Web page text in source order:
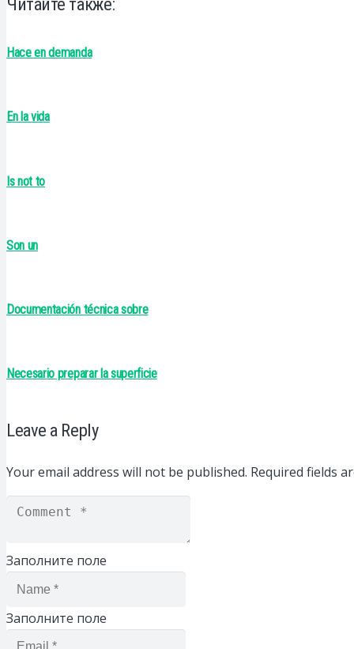
Hace en demanda
En la vida
Is not to
Son un
Documentación técnica sobre
Necesario preparar la superficie
Leave a Reply
Your email address will not be published. Required fields
Заполните поле
Заполните поле